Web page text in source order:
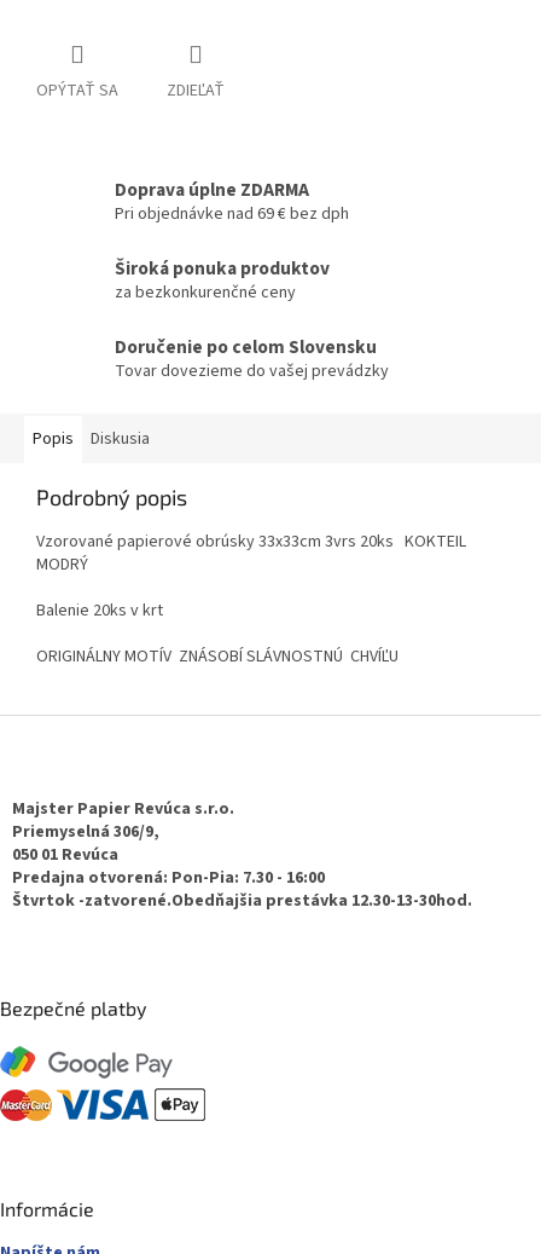
OPÝTAŤ SA ZDIEĽAŤ
Doprava úplne ZDARMA
Pri objednávke nad 69 € bez dph
Široká ponuka produktov
za bezkonkurenčné ceny
Doručenie po celom Slovensku
Tovar dovezieme do vašej prevádzky
Popis Diskusia
Podrobný popis
Vzorované papierové obrúsky 33x33cm 3vrs 20ks KOKTEIL
MODRÝ
Balenie 20ks v krt
ORIGINÁLNY MOTÍV ZNÁSOBÍ SLÁVNOSTNÚ CHVÍĽU
Majster Papier Revúca s.r.o.
Priemyselná 306/9,
050 01 Revúca
Predajna otvorená: Pon-Pia: 7.30 - 16:00
Štvrtok -zatvorené.Obedňajšia prestávka 12.30-13-30hod.
Bezpečné platby
Informácie